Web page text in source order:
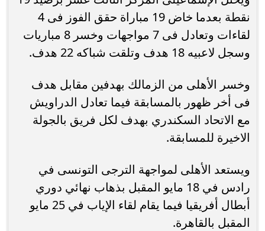
نقطة بعدما خاض 19 مباراة حقق الفوز فى 4
لقاءات وتعادل فى 7 مواجهات وخسر 8 مباريات
وسجل لاعبيه 18 هدف وتلقت شباكه 22 هدف.
وخسر الأهلى من الزمالك بهدفين مقابل هدف
فى أخر ظهور بالمسابقة فيما تعادل الدراويش
مع الاتحاد السكندري بهدف لكل فريق بالجولة
الاخيرة للمسابقة.
ويستعد الأهلى لمواجهة الترجى التونسى في
رادس في 18 مايو المقبل بذهاب نهائي دوري
أبطال أفريقيا فيما يقام لقاء الإياب في 25 مايو
المقبل بالقاهرة.